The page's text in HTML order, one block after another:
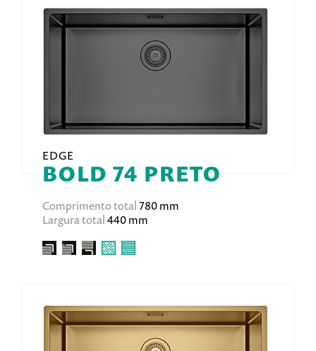
EDGE
BOLD 74 PRETO
Comprimento total780 mm
Largura total440 mm